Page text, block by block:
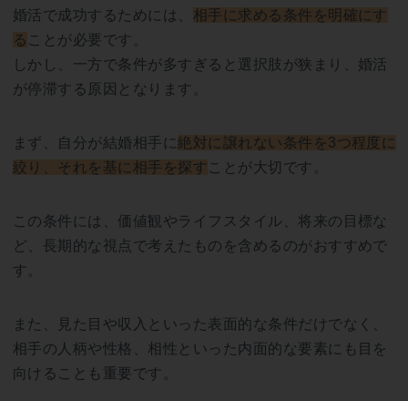
婚活で成功するためには、 相手に求める条件を明確にす
る ことが必要です。
しかし、一方で条件が多すぎると選択肢が狭まり、婚活
が停滞する原因となります。
まず、自分が結婚相手に 絶対に譲れない条件を3つ程度に
絞り、それを基に相手を探す
ことが大切です。
この条件には、価値観やライフスタイル、将来の目標な
ど、長期的な視点で考えたものを含めるのがおすすめで
す。
また、見た目や収入といった表面的な条件だけでなく、
相手の人柄や性格、相性といった内面的な要素にも目を
向けることも重要です。